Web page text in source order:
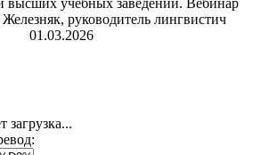
руководитель лингвистич
01.03.2026
загрузка...